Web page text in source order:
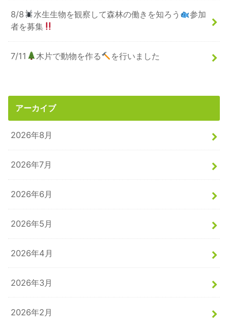
8/8 水生生物を観察して森林の働きを知ろう
参加
者を募集
7/11 木片で動物を作る を行いました
アーカイブ
2026年8月
2026年7月
2026年6月
2026年5月
2026年4月
2026年3月
2026年2月